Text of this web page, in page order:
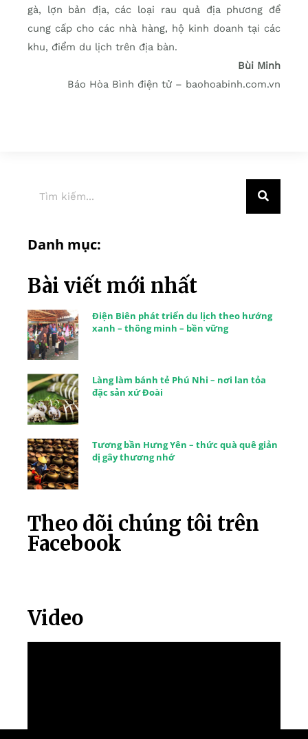
gà, lợn bản địa, các loại rau quả địa phương để
cung cấp cho các nhà hàng, hộ kinh doanh tại các
khu, điểm du lịch trên địa bàn.
Bùi Minh
Báo Hòa Bình điện tử – baohoabinh.com.vn
Danh mục:
Bài viết mới nhất
Điện Biên phát triển du lịch theo hướng
xanh – thông minh – bền vững
Làng làm bánh tẻ Phú Nhi – nơi lan tỏa
đặc sản xứ Đoài
Tương bần Hưng Yên – thức quà quê giản
dị gây thương nhớ
Theo dõi chúng tôi trên
Facebook
Video